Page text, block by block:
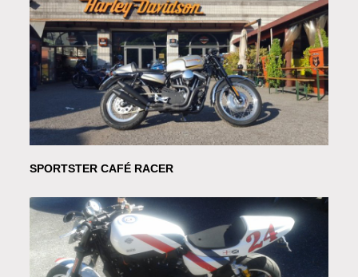
SPORTSTER CAFÉ RACER